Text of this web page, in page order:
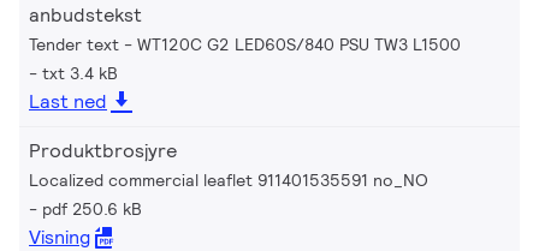
anbudstekst
Tender text - WT120C G2 LED60S/840 PSU TW3 L1500
txt 3.4 kB
Last ned
Produktbrosjyre
Localized commercial leaflet 911401535591 no_NO
pdf 250.6 kB
Visning